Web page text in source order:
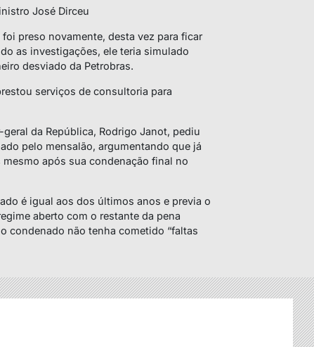
José Dirceu
preso novamente, desta vez para ficar
as investigações, ele teria simulado
desviado da Petrobras.
serviços de consultoria para
da República, Rodrigo Janot, pediu
pelo mensalão, argumentando que já
após sua condenação final no
é igual aos dos últimos anos e previa o
aberto com o restante da pena
condenado não tenha cometido “faltas